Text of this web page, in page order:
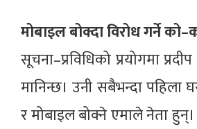
मोबाइल बोक्दा विरोध गर्ने
सूचना–प्रविधिको प्रयोगमा
मानिन्छ। उनी सबैभन्दा पहिला
र मोबाइल बोक्ने एमाले नेता